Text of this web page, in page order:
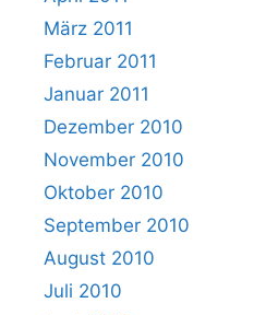
März 2011
Februar 2011
Januar 2011
Dezember 2010
November 2010
Oktober 2010
September 2010
August 2010
Juli 2010